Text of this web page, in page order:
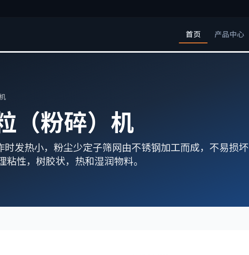
首页 产品中心
（粉碎）机
时发热小，粉尘少定子筛网由不锈钢加工而成，不易损坏
性，树胶状，热和湿润物料。